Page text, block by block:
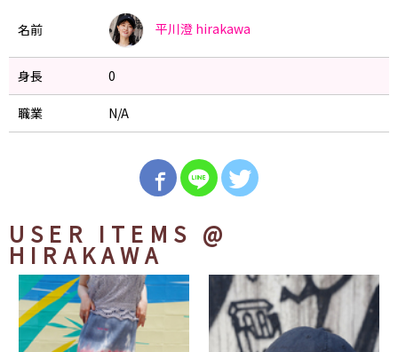
名前 平川澄 hirakawa
身長 0
職業 N/A
USER ITEMS @
HIRAKAWA